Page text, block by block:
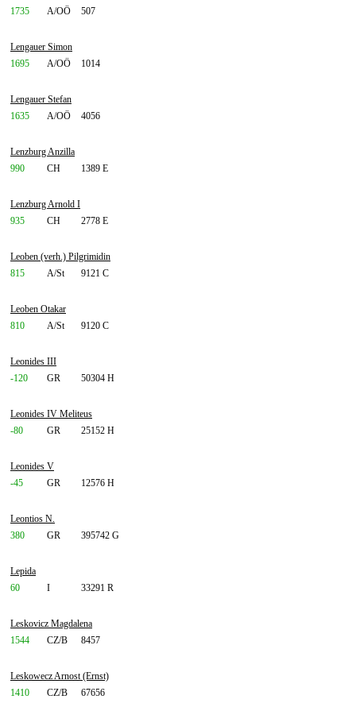
1735 A/OÖ 507
Lengauer Simon
1695
A/OÖ 1014
Lengauer Stefan
1635
A/OÖ 4056
Lenzburg Anzilla
990
CH 1389 E
Lenzburg Arnold I
935
CH 2778 E
Leoben (verh.) Pilgrimidin
815
A/St 9121 C
Leoben Otakar
810
A/St 9120 C
Leonides III
-120
GR 50304 H
Leonides IV Meliteus
-80
GR 25152 H
Leonides V
-45
GR 12576 H
Leontios N.
380
GR 395742 G
Lepida
60
I 33291 R
Leskovicz Magdalena
1544
CZ/B 8457
Leskowecz Arnost (Ernst)
1410
CZ/B 67656